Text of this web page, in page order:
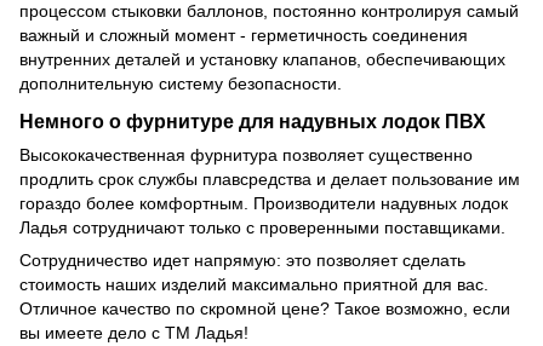
процессом стыковки баллонов, постоянно контролируя самый
важный и сложный момент - герметичность соединения
внутренних деталей и установку клапанов, обеспечивающих
дополнительную систему безопасности.
Немного о фурнитуре для надувных лодок ПВХ
Высококачественная фурнитура позволяет существенно
продлить срок службы плавсредства и делает пользование им
гораздо более комфортным. Производители надувных лодок
Ладья сотрудничают только с проверенными поставщиками.
Сотрудничество идет напрямую: это позволяет сделать
стоимость наших изделий максимально приятной для вас.
Отличное качество по скромной цене? Такое возможно, если
вы имеете дело с ТМ Ладья!